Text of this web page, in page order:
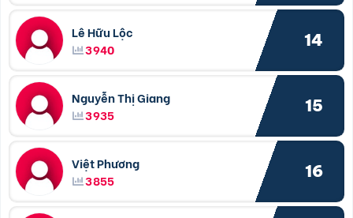
Lê Hữu Lộc
3940
14
Nguyễn Thị Giang
3935
15
Việt Phương
3855
16